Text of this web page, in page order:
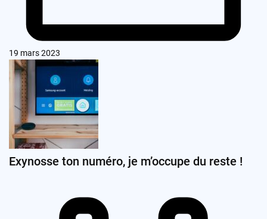
19 mars 2023
Exynosse ton numéro, je m’occupe du reste !